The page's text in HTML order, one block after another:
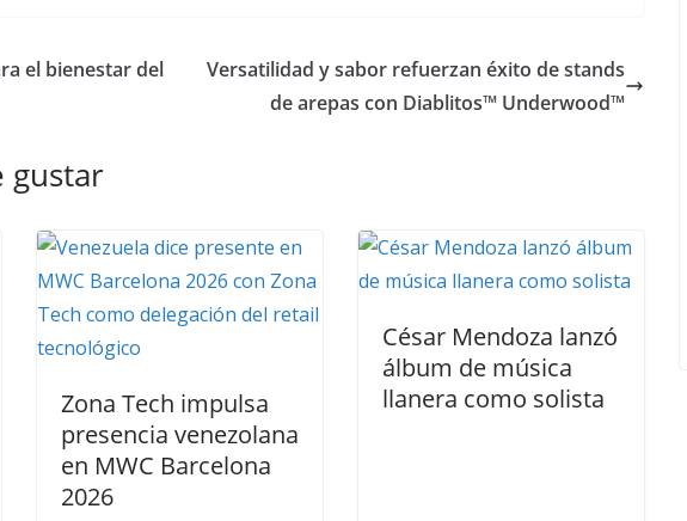
el bienestar del
Versatilidad y sabor refuerzan éxito de stands
de arepas con Diablitos™ Underwood™
gustar
Zona Tech impulsa
presencia venezolana
en MWC Barcelona
2026
César Mendoza lanzó
álbum de música
llanera como solista